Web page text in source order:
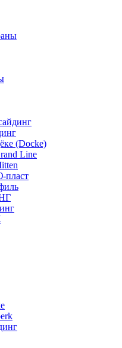
(Docke)
Line
пласт